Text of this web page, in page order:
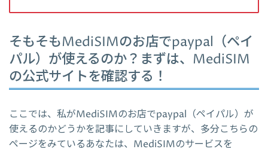
そもそもMediSIMのお店でpaypal（ペイ
パル）が使えるのか？まずは、MediSIM
の公式サイトを確認する！
ここでは、私がMediSIMのお店でpaypal（ペイパル）が
使えるのかどうかを記事にしていきますが、多分こちらの
ページをみているあなたは、MediSIMのサービスを